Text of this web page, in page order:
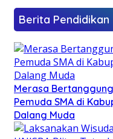
Berita Pendidikan
Merasa
Pemuda SMA di
Dalang Muda